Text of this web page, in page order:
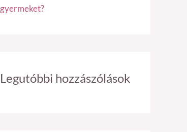
gyermeket?
Legutóbbi hozzászólások